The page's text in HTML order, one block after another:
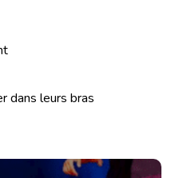
dans leurs bras